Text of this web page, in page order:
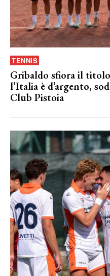
TENNIS
Gribaldo sfiora il
l’Italia è d’argento,
Club Pistoia